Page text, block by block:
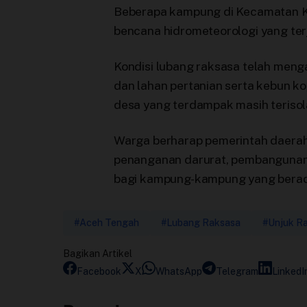
Beberapa kampung di
bencana hidrometeorologi yang
Kondisi lubang raksasa telah
dan lahan pertanian serta kebun
desa yang terdampak masih
Warga berharap pemerintah
penanganan darurat,
bagi kampung-kampung yang
#Aceh Tengah #Lubang Raksasa #Unjuk
Bagikan Artikel
Facebook
X WhatsApp Telegram